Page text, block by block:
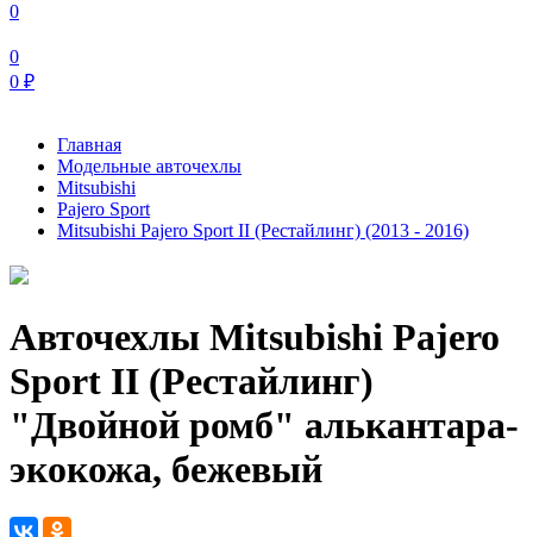
0
0
0 ₽
Главная
Модельные авточехлы
Mitsubishi
Pajero Sport
Mitsubishi Pajero Sport II (Рестайлинг) (2013 - 2016)
Авточехлы Mitsubishi Pajero
Sport II (Рестайлинг)
"Двойной ромб" алькантара-
экокожа, бежевый